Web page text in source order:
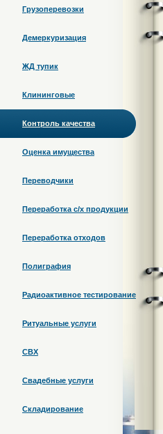
Грузоперевозки
Демеркуризация
ЖД тупик
Клининговые
Контроль качества
Оценка имущества
Переводчики
Переработка c/х продукции
Переработка отходов
Полиграфия
Радиоактивное тестирование
Ритуальные услуги
СВХ
Свадебные услуги
Складирование